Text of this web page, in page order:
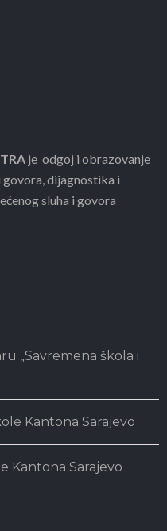
je odgoj i obrazovanje
govora, dijagnostika i
sluha i govora
„Savremena škola i
Kantona Sarajevo
Kantona Sarajevo